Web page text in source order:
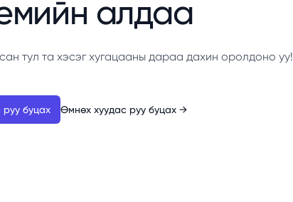
алдаа
тул та хэсэг хугацааны дараа дахин оролдоно уу!
руу буцах Өмнөх хуудас руу буцах →